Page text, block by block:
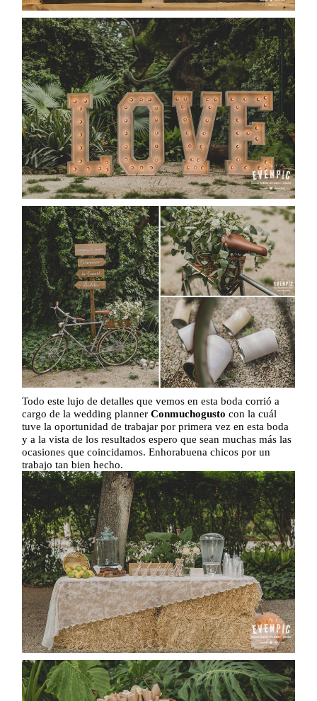
Todo este lujo de detalles que vemos en esta boda corrió a
cargo de la wedding plannerConmuchogusto con la cuál
tuve la oportunidad de trabajar por primera vez en esta boda
y a la vista de los resultados espero que sean muchas más las
ocasiones que coincidamos. Enhorabuena chicos por un
trabajo tan bien hecho.